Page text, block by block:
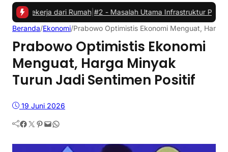
dari Rumah |#2 -Masalah Utama Infrastruktur Pengisian Daya
Beranda/Ekonomi/Prabowo Optimistis Ekonomi Menguat,
Prabowo Optimistis Ekonomi
Menguat, Harga Minyak
Turun Jadi Sentimen Positif
19 Juni 2026
Facebook Twitter Pinterest Mail WhatsApp